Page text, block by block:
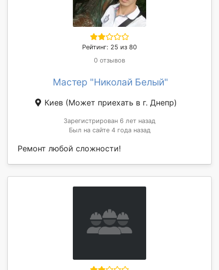
Рейтинг: 25 из 80
0 отзывов
Мастер "Николай Белый"
Киев (Может приехать в г. Днепр)
Зарегистрирован 6 лет назад
Был на сайте 4 года назад
Ремонт любой сложности!